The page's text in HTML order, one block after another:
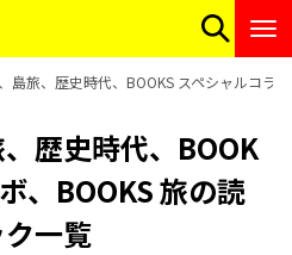
島旅、歴史時代、BOOKS スペシャルコラ
歴史時代、BOOK
、BOOKS 旅の読
一覧